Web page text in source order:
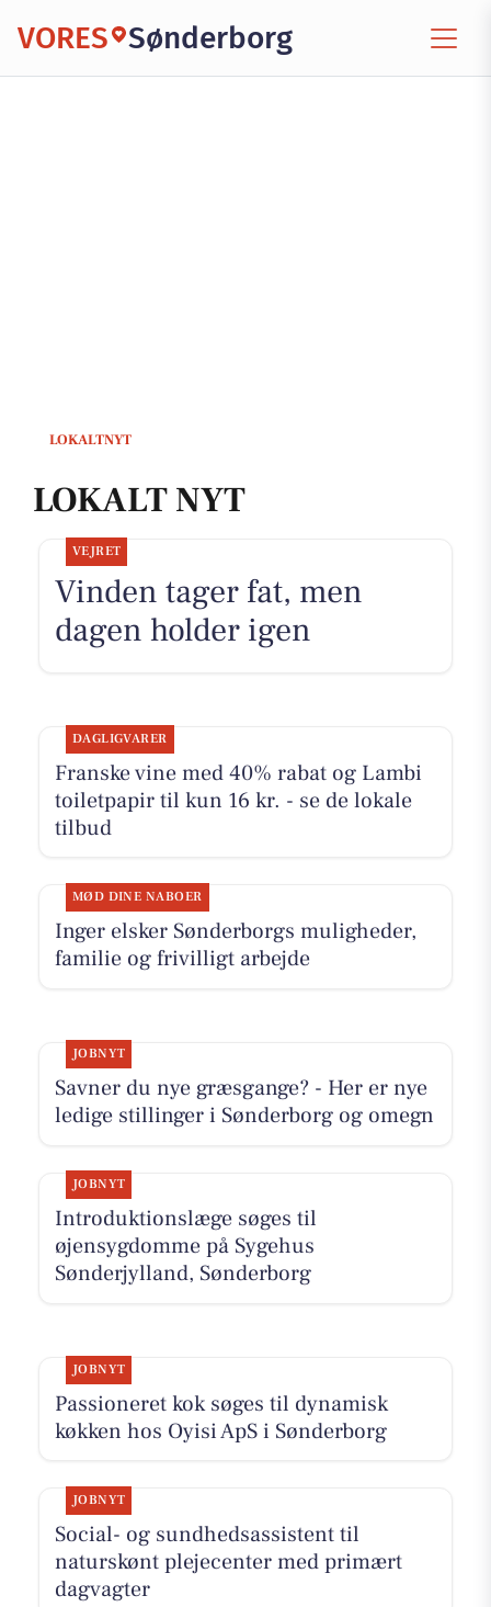
VORES Sønderborg
LOKALTNYT
LOKALT NYT
VEJRET
Vinden tager fat, men
dagen holder igen
DAGLIGVARER
Franske vine med 40% rabat og Lambi
toiletpapir til kun 16 kr. - se de lokale
tilbud
MØD DINE NABOER
Inger elsker Sønderborgs muligheder,
familie og frivilligt arbejde
JOBNYT
Savner du nye græsgange? - Her er nye
ledige stillinger i Sønderborg og omegn
JOBNYT
Introduktionslæge søges til
øjensygdomme på Sygehus
Sønderjylland, Sønderborg
JOBNYT
Passioneret kok søges til dynamisk
køkken hos Oyisi ApS i Sønderborg
JOBNYT
Social- og sundhedsassistent til
naturskønt plejecenter med primært
dagvagter